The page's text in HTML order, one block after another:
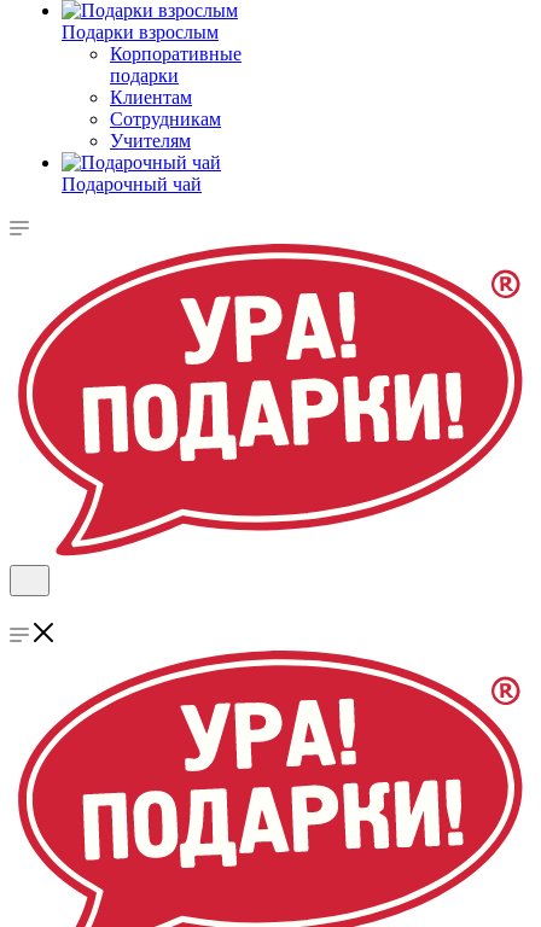
Подарки взрослым
Корпоративные
подарки
Клиентам
Сотрудникам
Учителям
Подарочный чай